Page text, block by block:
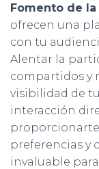
Fomento de
ofrecen una
con tu
Alentar la
compartidos y
visibilidad de
interacción
preferencias y
invaluable